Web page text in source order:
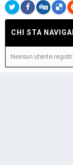
CHI STA
Nessun utente